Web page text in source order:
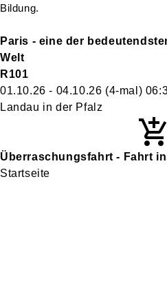
Bildung.
Paris - eine der
Welt
R101
01.10.26 - 04.10.26 (4-mal)
Landau in der Pfalz
Überraschungsfahrt - Fahrt
Startseite